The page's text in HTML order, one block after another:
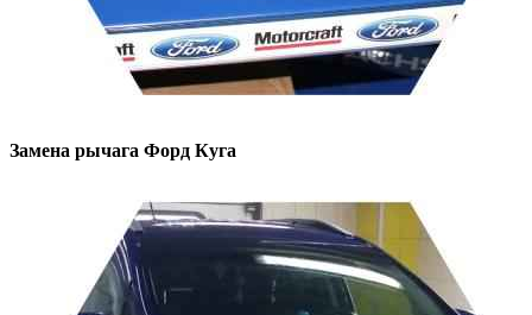
Замена рычага Форд Куга